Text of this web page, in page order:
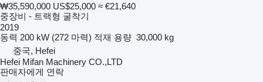
₩35,590,000 US$25,000 ≈ €21,640
중장비 - 트랙형 굴착기
2019
동력 200 kW (272 마력) 적재 용량 30,000 kg
중국, Hefei
Hefei Mifan Machinery CO.,LTD
판매자에게 연락